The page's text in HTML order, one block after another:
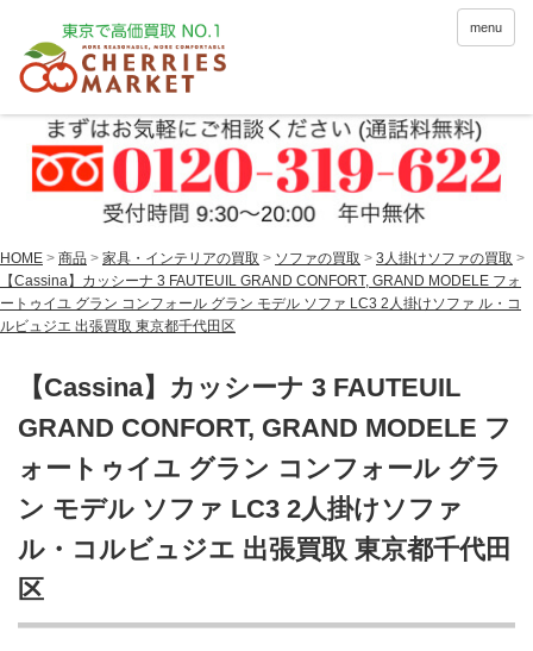
menu
HOME > 商品 > 家具・インテリアの買取 > ソファの買取 > 3人掛けソファの買取 >
【Cassina】カッシーナ 3 FAUTEUIL GRAND CONFORT, GRAND MODELE フォ
ートゥイユ グラン コンフォール グラン モデル ソファ LC3 2人掛けソファ ル・コ
ルビュジエ 出張買取 東京都千代田区
【Cassina】カッシーナ 3 FAUTEUIL
GRAND CONFORT, GRAND MODELE フ
ォートゥイユ グラン コンフォール グラ
ン モデル ソファ LC3 2人掛けソファ
ル・コルビュジエ 出張買取 東京都千代田
区